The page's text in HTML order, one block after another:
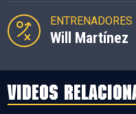
ENTRENADORES
Will Martínez
VIDEOS